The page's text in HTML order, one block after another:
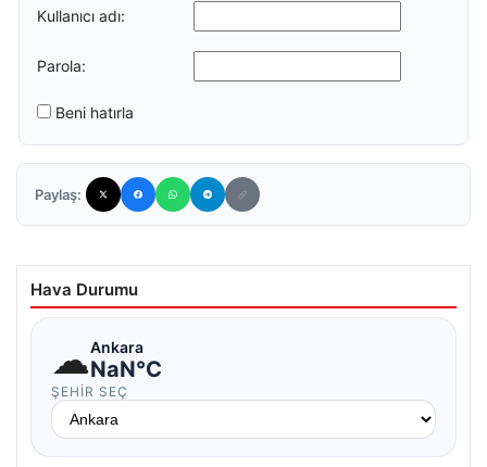
Kullanıcı adı:
Parola:
Beni hatırla
Paylaş:
Hava Durumu
☁Ankara
NaN°C
ŞEHIR SEÇ